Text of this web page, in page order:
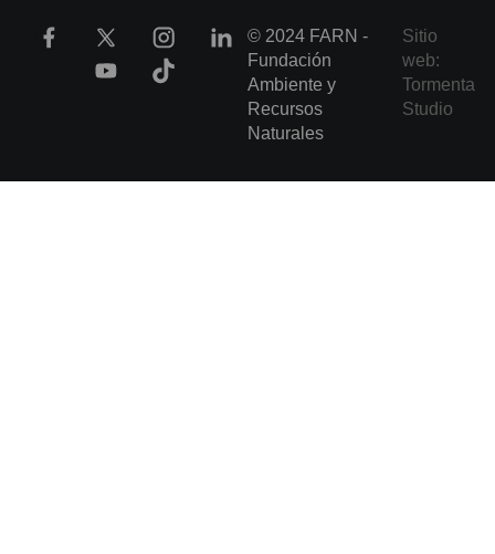
© 2024 FARN -
Fundación
Ambiente y
Recursos
Naturales
Sitio
web:
Tormenta
Studio